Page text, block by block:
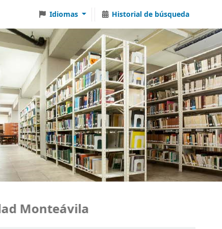
Idiomas Historial de búsqueda
Monteávila